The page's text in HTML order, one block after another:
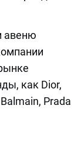
авеню
как Dior,
Prada